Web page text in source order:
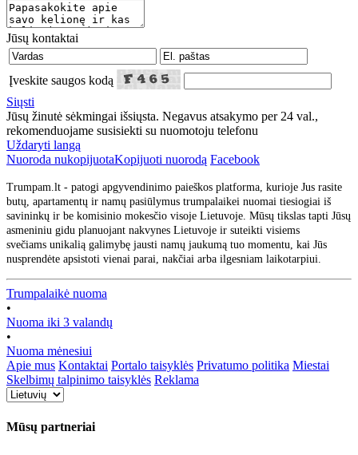
Jūsų kontaktai
Įveskite saugos kodą
Siųsti
Jūsų žinutė sėkmingai išsiųsta. Negavus atsakymo per 24 val.,
rekomenduojame susisiekti su nuomotoju telefonu
Uždaryti langą
Nuoroda nukopijuotaKopijuoti nuorodą Facebook
Trumpam.lt - patogi apgyvendinimo paieškos platforma, kurioje Jus rasite
butų, apartamentų ir namų pasiūlymus trumpalaikei nuomai tiesiogiai iš
savininkų ir be komisinio mokesčio visoje Lietuvoje. Mūsų tikslas tapti Jūsų
asmeniniu gidu planuojant nakvynes Lietuvoje ir suteikti visiems
svečiams unikalią galimybę jausti namų jaukumą tuo momentu, kai Jūs
nusprendėte apsistoti vienai parai, nakčiai arba ilgesniam laikotarpiui.
Trumpalaikė nuoma
•
Nuoma iki 3 valandų
•
Nuoma mėnesiui
Apie mus Kontaktai Portalo taisyklės Privatumo politika Miestai
Skelbimų talpinimo taisyklės Reklama
Mūsų partneriai